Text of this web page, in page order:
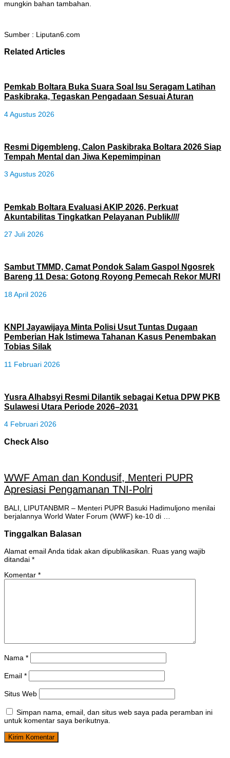
mungkin bahan tambahan.
Sumber : Liputan6.com
Related Articles
Pemkab Boltara Buka Suara Soal Isu Seragam Latihan
Paskibraka, Tegaskan Pengadaan Sesuai Aturan
4 Agustus 2026
Resmi Digembleng, Calon Paskibraka Boltara 2026 Siap
Tempah Mental dan Jiwa Kepemimpinan
3 Agustus 2026
Pemkab Boltara Evaluasi AKIP 2026, Perkuat
Akuntabilitas Tingkatkan Pelayanan Publik////
27 Juli 2026
Sambut TMMD, Camat Pondok Salam Gaspol Ngosrek
Bareng 11 Desa: Gotong Royong Pemecah Rekor MURI
18 April 2026
KNPI Jayawijaya Minta Polisi Usut Tuntas Dugaan
Pemberian Hak Istimewa Tahanan Kasus Penembakan
Tobias Silak
11 Februari 2026
Yusra Alhabsyi Resmi Dilantik sebagai Ketua DPW PKB
Sulawesi Utara Periode 2026–2031
4 Februari 2026
Check Also
WWF Aman dan Kondusif, Menteri PUPR
Apresiasi Pengamanan TNI-Polri
BALI, LIPUTANBMR – Menteri PUPR Basuki Hadimuljono menilai
berjalannya World Water Forum (WWF) ke-10 di …
Tinggalkan Balasan
Alamat email Anda tidak akan dipublikasikan.
Ruas yang wajib
ditandai *
Komentar *
Nama *
Email *
Situs Web
Simpan nama, email, dan situs web saya pada peramban ini
untuk komentar saya berikutnya.